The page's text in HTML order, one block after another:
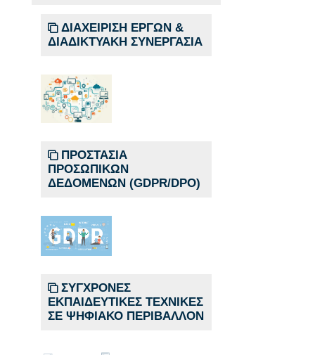
ΔΙΑΧΕΙΡΙΣΗ ΕΡΓΩΝ &
ΔΙΑΔΙΚΤΥΑΚΗ ΣΥΝΕΡΓΑΣΙΑ
ΠΡΟΣΤΑΣΙΑ
ΠΡΟΣΩΠΙΚΩΝ
ΔΕΔΟΜΕΝΩΝ (GDPR/DPO)
ΣΥΓΧΡΟΝΕΣ
ΕΚΠΑΙΔΕΥΤΙΚΕΣ ΤΕΧΝΙΚΕΣ
ΣΕ ΨΗΦΙΑΚΟ ΠΕΡΙΒΑΛΛΟΝ